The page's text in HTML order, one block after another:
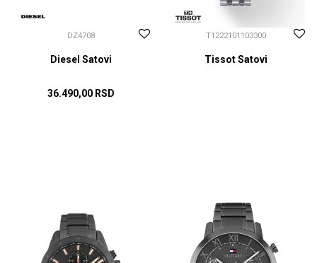
DZ4708
Diesel Satovi
36.490,00 RSD
T1222101103300
Tissot Satovi